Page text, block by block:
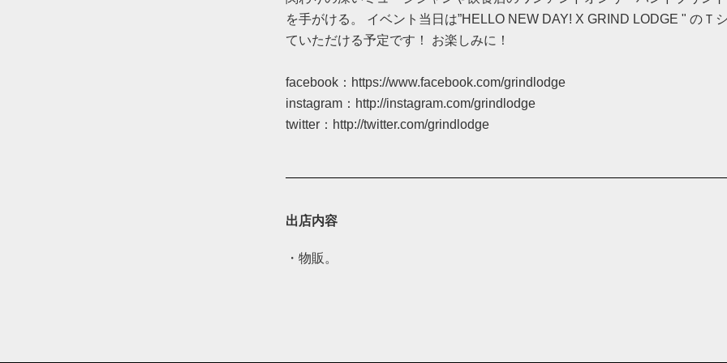
を手がける。 イベント当日は”HELLO NEW DAY! X GRIND LODGE " のＴ
ていただける予定です！ お楽しみに！
facebook： https://www.facebook.com/grindlodge
instagram： http://instagram.com/grindlodge
twitter： http://twitter.com/grindlodge
出店内容
・物販。